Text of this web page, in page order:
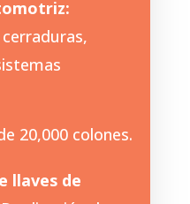
20,000 colones.
llaves de